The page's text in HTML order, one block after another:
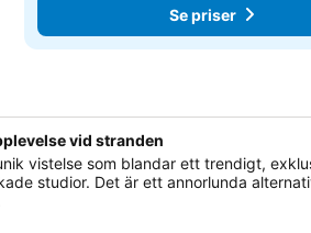
Se priser
vid stranden
vistelse som blandar ett trendigt,
studior. Det är ett annorlunda